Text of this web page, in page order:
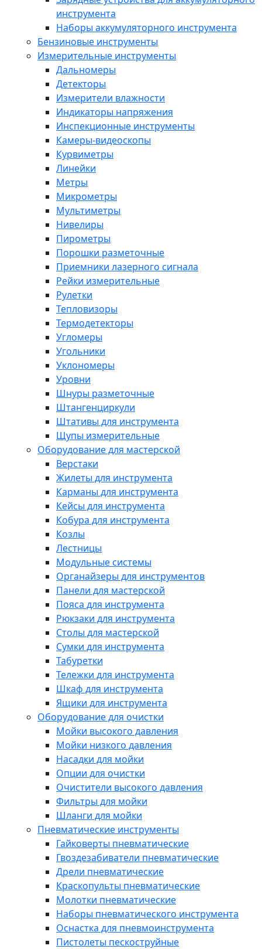
инструмента
Наборы аккумуляторного инструмента
Бензиновые инструменты
Измерительные инструменты
Дальномеры
Детекторы
Измерители влажности
Индикаторы напряжения
Инспекционные инструменты
Камеры-видеоскопы
Курвиметры
Линейки
Метры
Микрометры
Мультиметры
Нивелиры
Пирометры
Порошки разметочные
Приемники лазерного сигнала
Рейки измерительные
Рулетки
Тепловизоры
Термодетекторы
Угломеры
Угольники
Уклономеры
Уровни
Шнуры разметочные
Штангенциркули
Штативы для инструмента
Щупы измерительные
Оборудование для мастерской
Верстаки
Жилеты для инструмента
Карманы для инструмента
Кейсы для инструмента
Кобура для инструмента
Козлы
Лестницы
Модульные системы
Органайзеры для инструментов
Панели для мастерской
Пояса для инструмента
Рюкзаки для инструмента
Столы для мастерской
Сумки для инструмента
Табуретки
Тележки для инструмента
Шкаф для инструмента
Ящики для инструмента
Оборудование для очистки
Мойки высокого давления
Мойки низкого давления
Насадки для мойки
Опции для очистки
Очистители высокого давления
Фильтры для мойки
Шланги для мойки
Пневматические инструменты
Гайковерты пневматические
Гвоздезабиватели пневматические
Дрели пневматические
Краскопульты пневматические
Молотки пневматические
Наборы пневматического инструмента
Оснастка для пневмоинструмента
Пистолеты пескоструйные